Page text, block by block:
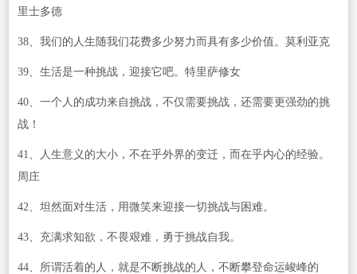
里士多德
38、我们的人生随我们花费多少努力而具有多少价值。莫利亚克
39、生活是一种挑战，迎接它吧。特里萨修女
40、一个人的成功来自挑战，不仅需要挑战，还需要更强劲的挑
战！
41、人生意义的大小，不在乎外界的变迁，而在乎内心的经验。
周庄
42、坦然面对生活，用微笑来迎接一切挑战与困难。
43、充满求知欲，不畏艰难，勇于挑战自我。
44、所谓活着的人，就是不断挑战的人，不断攀登命运峻峰的